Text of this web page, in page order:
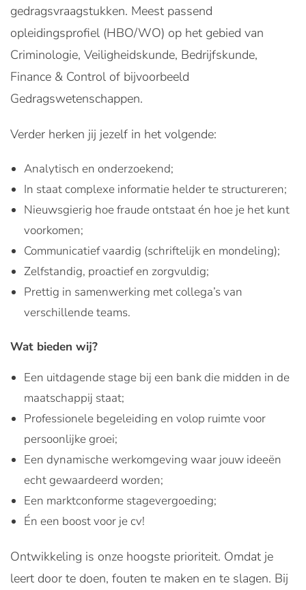
gedragsvraagstukken. Meest passend
opleidingsprofiel (HBO/WO) op het gebied van
Criminologie, Veiligheidskunde, Bedrijfskunde,
Finance & Control of bijvoorbeeld
Gedragswetenschappen.
Verder herken jij jezelf in het volgende:
Analytisch en onderzoekend;
In staat complexe informatie helder te structureren;
Nieuwsgierig hoe fraude ontstaat én hoe je het kunt
voorkomen;
Communicatief vaardig (schriftelijk en mondeling);
Zelfstandig, proactief en zorgvuldig;
Prettig in samenwerking met collega’s van
verschillende teams.
Wat bieden wij?
Een uitdagende stage bij een bank die midden in de
maatschappij staat;
Professionele begeleiding en volop ruimte voor
persoonlijke groei;
Een dynamische werkomgeving waar jouw ideeën
echt gewaardeerd worden;
Een marktconforme stagevergoeding;
Én een boost voor je cv!
Ontwikkeling is onze hoogste prioriteit. Omdat je
leert door te doen, fouten te maken en te slagen. Bij